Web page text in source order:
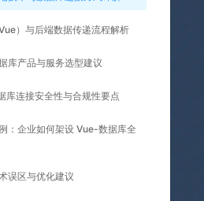
）与后端数据传递流程解析
库产品与服务选型建议
库连接安全性与合规性要点
：企业如何架设 Vue-数据库全
误区与优化建议